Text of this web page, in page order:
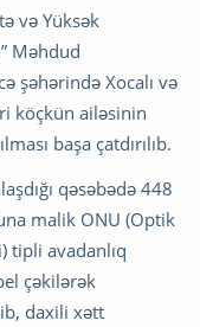
və Yüksək
Məhdud
şəhərində Xocalı və
köçkün ailəsinin
başa çatdırılıb.
qəsəbədə 448
malik ONU (Optik
tipli avadanlıq
çəkilərək
daxili xətt